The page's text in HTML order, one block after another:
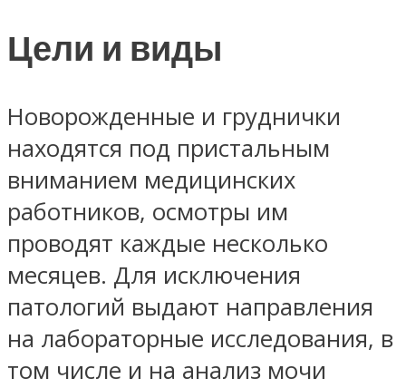
Цели и виды
Новорожденные и груднички
находятся под пристальным
вниманием медицинских
работников, осмотры им
проводят каждые несколько
месяцев. Для исключения
патологий выдают направления
на лабораторные исследования, в
том числе и на анализ мочи